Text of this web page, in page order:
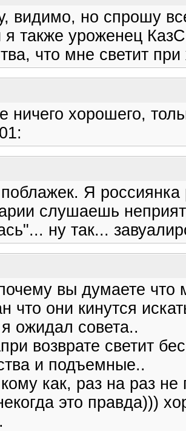
видимо, но спрошу
я также уроженец
что мне светит
ничего хорошего,
Я
слушаешь
ну так...
вы думаете что
что они кинутся
ожидал совета..
возврате светит
и подъемные..
как, раз на раз не
это правда)))